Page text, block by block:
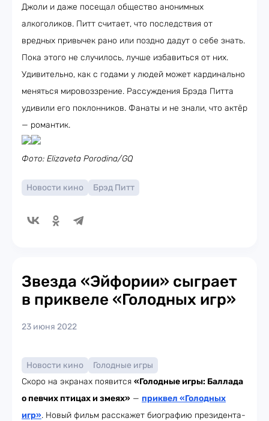
Джоли и даже посещал общество анонимных
алкоголиков. Питт считает, что последствия от
вредных привычек рано или поздно дадут о себе знать.
Пока этого не случилось, лучше избавиться от них.
Удивительно, как с годами у людей может кардинально
меняться мировоззрение. Рассуждения Брэда Питта
удивили его поклонников. Фанаты и не знали, что актёр
— романтик.
Фото: Elizaveta Porodina/GQ
Новости кино Брэд Питт
Звезда «Эйфории» сыграет
в приквеле «Голодных игр»
23 июня 2022
Новости кино
Голодные игры
Скоро на экранах появится «Голодные игры: Баллада
о певчих птицах и змеях» — приквел «Голодных
игр». Новый фильм расскажет биографию президента-